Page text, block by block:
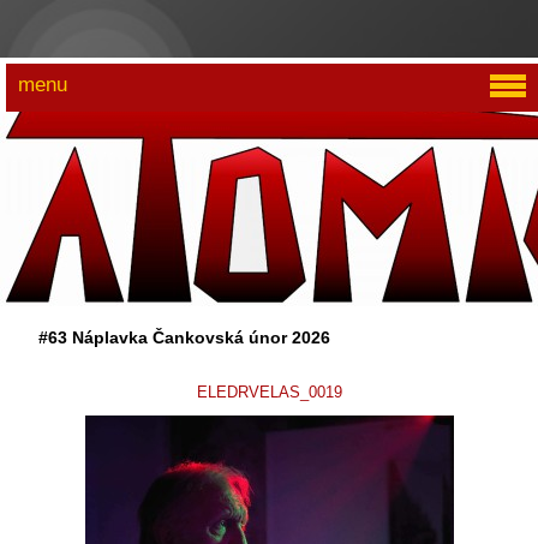
#63 Náplavka Čankovská únor 2026
ELEDRVELAS_0019
menu